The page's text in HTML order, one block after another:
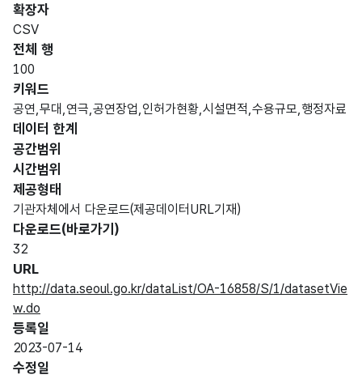
확장자
CSV
전체 행
100
키워드
공연,무대,연극,공연장업,인허가현황,시설면적,수용규모,행정자료
데이터 한계
공간범위
시간범위
제공형태
기관자체에서 다운로드(제공데이터URL기재)
다운로드(바로가기)
32
URL
http://data.seoul.go.kr/dataList/OA-16858/S/1/datasetVie
w.do
등록일
2023-07-14
수정일